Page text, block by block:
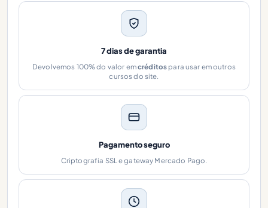
7 dias de garantia
Devolvemos 100% do valor emcréditos para usar em outros
cursos do site.
Pagamento seguro
Criptografia SSL e gateway Mercado Pago.